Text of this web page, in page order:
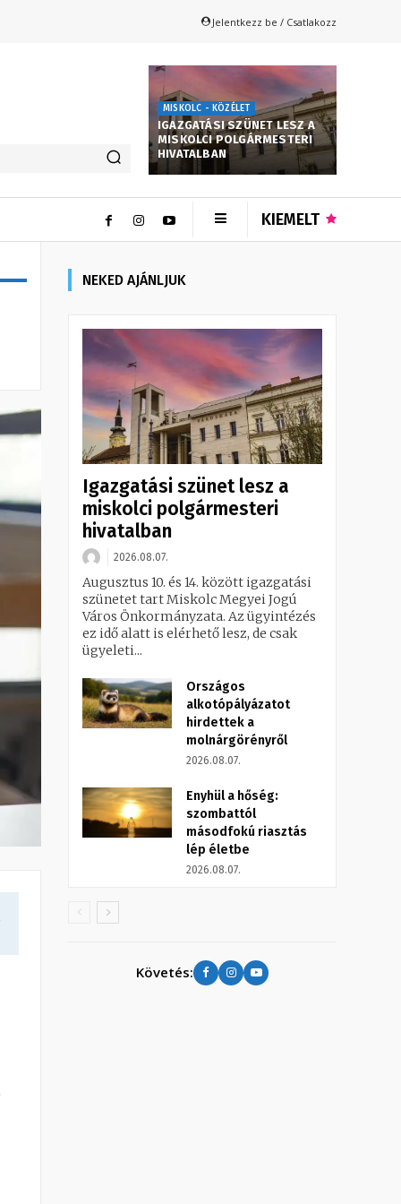
Jelentkezz be / Csatlakozz
MISKOLC - KÖZÉLET
IGAZGATÁSI SZÜNET LESZ A
MISKOLCI POLGÁRMESTERI
HIVATALBAN
KIEMELT
NEKED AJÁNLJUK
Igazgatási szünet lesz a
miskolci polgármesteri
hivatalban
2026.08.07.
Augusztus 10. és 14. között igazgatási
szünetet tart Miskolc Megyei Jogú
Város Önkormányzata. Az ügyintézés
ez idő alatt is elérhető lesz, de csak
ügyeleti...
Országos
alkotópályázatot
hirdettek a
molnárgörényről
2026.08.07.
Enyhül a hőség:
szombattól
másodfokú riasztás
lép életbe
2026.08.07.
Követés: